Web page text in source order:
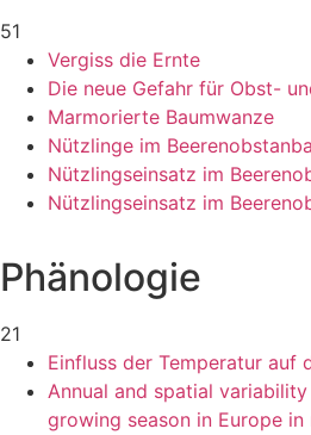
51
Vergiss die Ernte
Die neue Gefahr für Obst-
Marmorierte Baumwanze
Nützlinge im
Nützlingseinsatz im
Nützlingseinsatz im
Phänologie
21
Einfluss der Temperatur auf
Annual and spatial
growing season in Europe